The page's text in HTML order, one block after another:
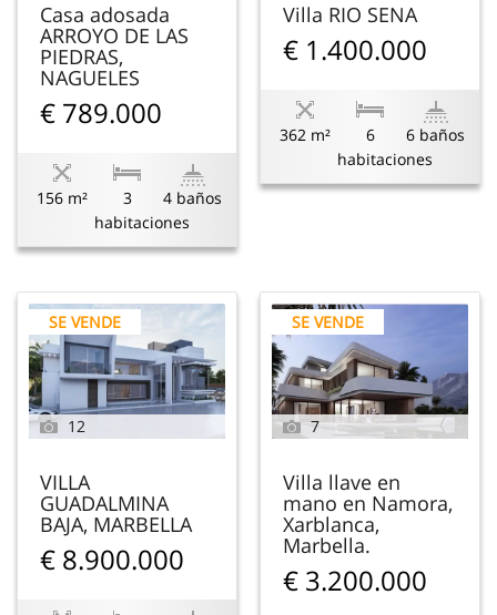
Casa adosada
ARROYO DE LAS
PIEDRAS,
NAGUELES
€ 789.000
156 m²
3
habitaciones
4 baños
Villa RIO SENA
€ 1.400.000
362 m²
6
habitaciones
6 baños
SE VENDE
12
VILLA
GUADALMINA
BAJA, MARBELLA
€ 8.900.000
SE VENDE
7
Villa llave en
mano en Namora,
Xarblanca,
Marbella.
€ 3.200.000